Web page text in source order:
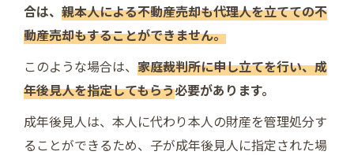
合は、 親本人による不動産売却も代理人を立てての不
動産売却もすることができません。
このような場合は、 家庭裁判所に申し立てを行い、成
年後見人を指定してもらう必要があります。
成年後見人は、本人に代わり本人の財産を管理処分す
ることができるため、子が成年後見人に指定された場